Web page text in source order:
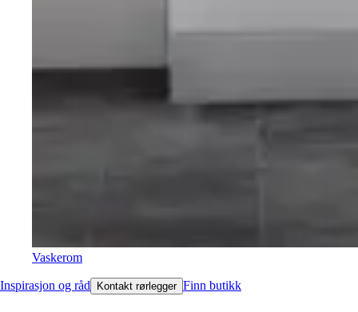
Vaskerom
Inspirasjon og råd Kontakt rørlegger Finn butikk